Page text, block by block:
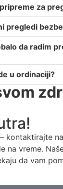
za
pregledi
da radim
u ordinaciji?
kontaktirajte
na vreme.
da vam